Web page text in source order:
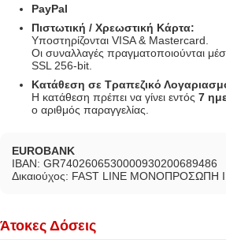
PayPal
Πιστωτική / Χρεωστική Κάρτα:
Υποστηρίζονται VISA & Mastercard.
Οι συναλλαγές πραγματοποιούνται
SSL 256-bit.
Κατάθεση σε Τραπεζικό
Η κατάθεση πρέπει να γίνει εντός 7
ο αριθμός παραγγελίας.
EUROBANK
IBAN: GR7402606530000930200689486
Δικαιούχος: FAST LINE ΜΟΝΟΠΡΟΣΩΠΗ
Άτοκες Δόσεις